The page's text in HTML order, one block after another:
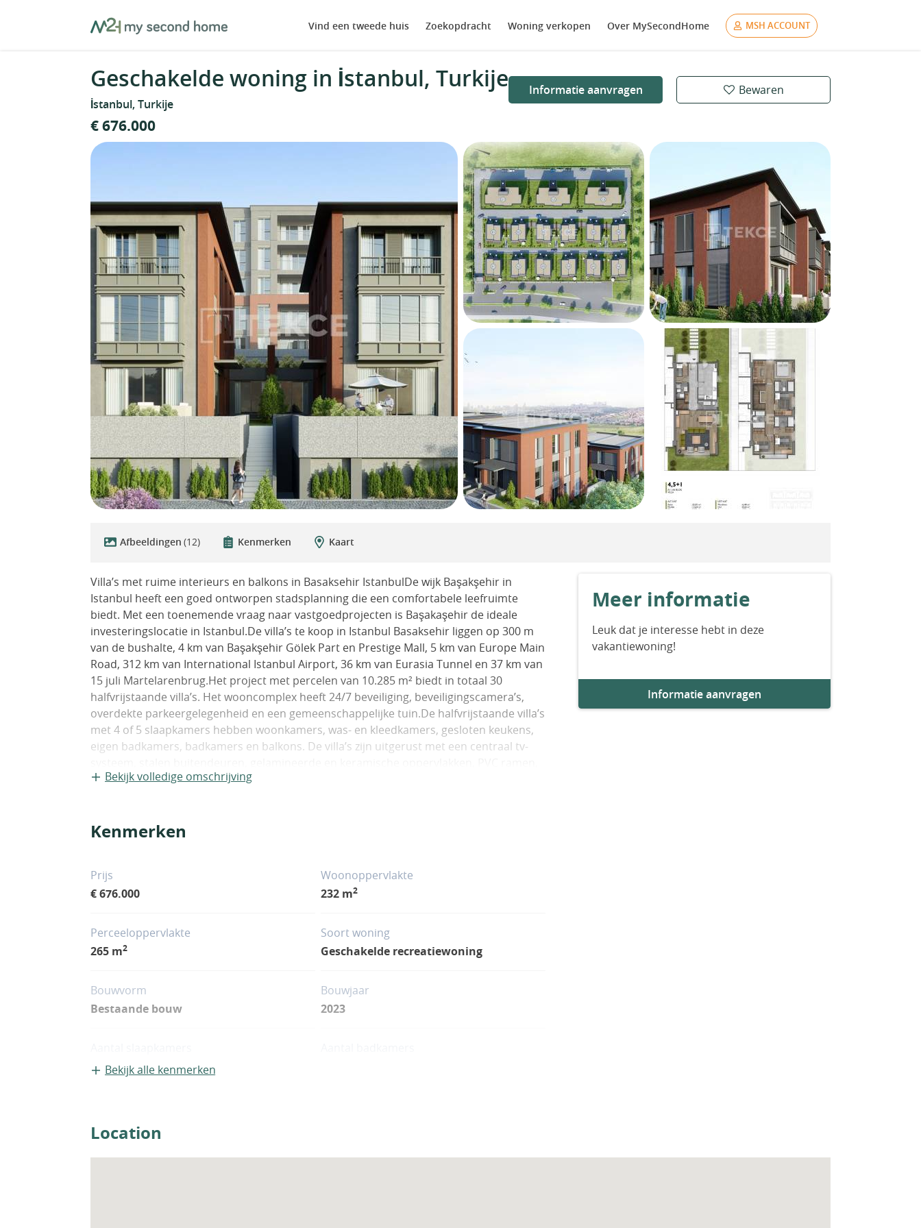
MySecondHome Vind een tweede huis Zoekopdracht Woning verkopen Over MySecondHome MSH ACCOUNT
Geschakelde woning in İstanbul, Turkije
İstanbul, Turkije
Informatie aanvragen Bewaren
€ 676.000
Afbeeldingen (12) Kenmerken Kaart
Villa’s met ruime interieurs en balkons in Basaksehir IstanbulDe wijk Başakşehir in
Istanbul heeft een goed ontworpen stadsplanning die een comfortabele leefruimte
biedt. Met een toenemende vraag naar vastgoedprojecten is Başakaşehir de ideale
investeringslocatie in Istanbul.De villa’s te koop in Istanbul Basaksehir liggen op 300 m
van de bushalte, 4 km van Başakşehir Gölek Part en Prestige Mall, 5 km van Europe Main
Road, 312 km van International Istanbul Airport, 36 km van Eurasia Tunnel en 37 km van
15 juli Martelarenbrug.Het project met percelen van 10.285 m² biedt in totaal 30
halfvrijstaande villa’s. Het wooncomplex heeft 24/7 beveiliging, beveiligingscamera’s,
overdekte parkeergelegenheid en een gemeenschappelijke tuin.De halfvrijstaande villa’s
met 4 of 5 slaapkamers hebben woonkamers, was- en kleedkamers, gesloten keukens,
eigen badkamers, badkamers en balkons. De villa’s zijn uitgerust met een centraal tv-
inbouwsets en douchecabines. IST-01307
Bekijk volledige omschrijving
Kenmerken
Prijs
€ 676.000
Woonoppervlakte
232 m2
Perceeloppervlakte
265 m2
Soort woning
Geschakelde recreatiewoning
Bouwvorm
Bestaande bouw
Bouwjaar
2023
5
Airco
Bekijk alle kenmerken
Meer informatie
Leuk dat je interesse hebt in deze
vakantiewoning!
Informatie aanvragen
Location